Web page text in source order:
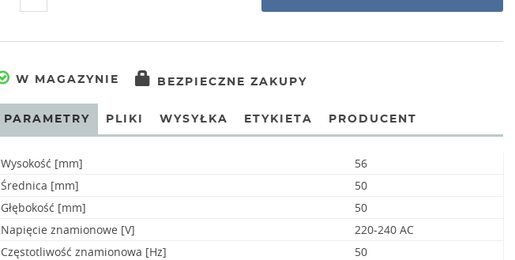
W MAGAZYNIE BEZPIECZNE ZAKUPY
PARAMETRY PLIKI WYSYŁKA ETYKIETA PRODUCENT
Wysokość [mm]
56
Średnica [mm]
50
Głębokość [mm]
50
Napięcie znamionowe [V]
220-240 AC
Częstotliwość znamionowa [Hz]
50